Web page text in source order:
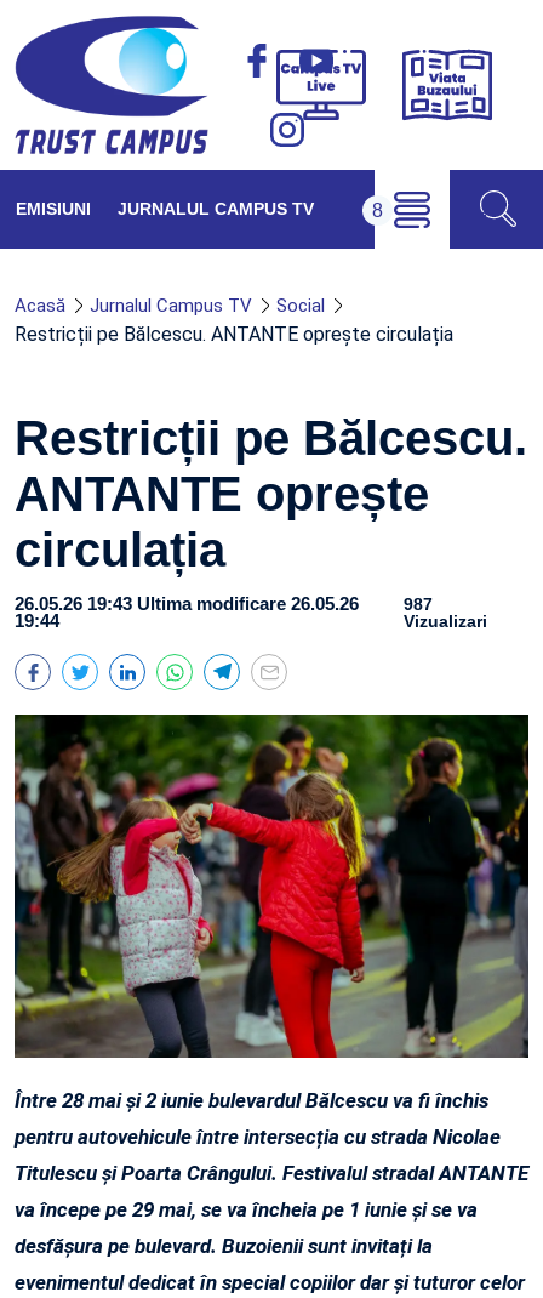
Campus
Viața
EMISIUNI JURNALUL CAMPUS TV
Acasă Jurnalul Campus TV Social
Restricții pe Bălcescu. ANTANTE oprește circulația
Restricții pe Bălcescu.
ANTANTE oprește
circulația
26.05.26 19:43 Ultima modificare 26.05.26
19:44
987
Vizualizari
Între 28 mai și 2 iunie bulevardul Bălcescu va fi închis
pentru autovehicule între intersecția cu strada Nicolae
Titulescu și Poarta Crângului. Festivalul stradal ANTANTE
va începe pe 29 mai, se va încheia pe 1 iunie și se va
desfășura pe bulevard. Buzoienii sunt invitați la
evenimentul dedicat în special copiilor dar și tuturor celor